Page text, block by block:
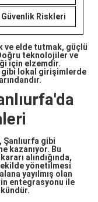
Güvenlik Riskleri
ve elde tutmak, güçlü
teknolojiler ve
için elzemdir.
gibi lokal girişimlerde
Şanlıurfa gibi
kazanıyor. Bu
kararı alındığında,
yönetilmesi
yayılmış olan
entegrasyonu ile